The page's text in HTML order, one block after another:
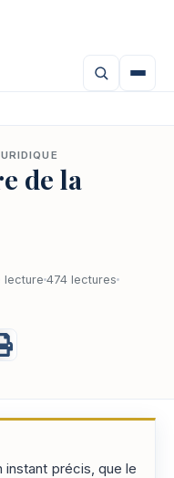
de la
lecture 474 lectures
instant précis, que le